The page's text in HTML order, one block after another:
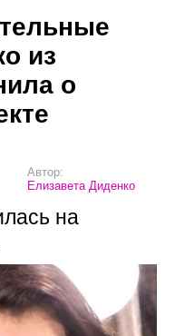
из
о
Автор:
Елизавета Диденко
на